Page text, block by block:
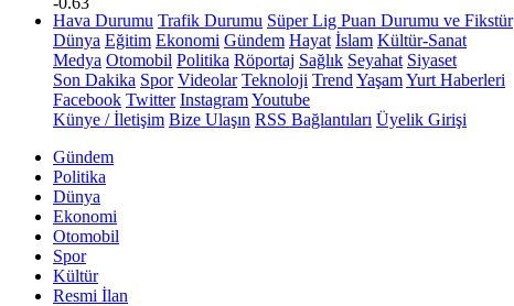
Hava Durumu Trafik Durumu Süper Lig Puan Durumu ve Fikstür
Dünya Eğitim Ekonomi Gündem Hayat İslam Kültür-Sanat
Medya Otomobil Politika Röportaj Sağlık Seyahat Siyaset
Son Dakika Spor Videolar Teknoloji Trend YaşamYurt Haberleri
Facebook Twitter InstagramYoutube
Künye / İletişim Bize Ulaşın RSS Bağlantıları Üyelik Girişi
Gündem
Politika
Dünya
Ekonomi
Otomobil
Spor
Kültür
Resmi İlan